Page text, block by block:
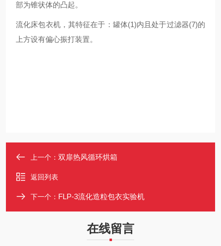
部为锥状体的凸起。
流化床包衣机，其特征在于：罐体(1)内且处于过滤器(7)的
上方设有偏心振打装置。
上一个： 双扉热风循环烘箱
返回列表
下一个： FLP-3流化造粒包衣实验机
在线留言